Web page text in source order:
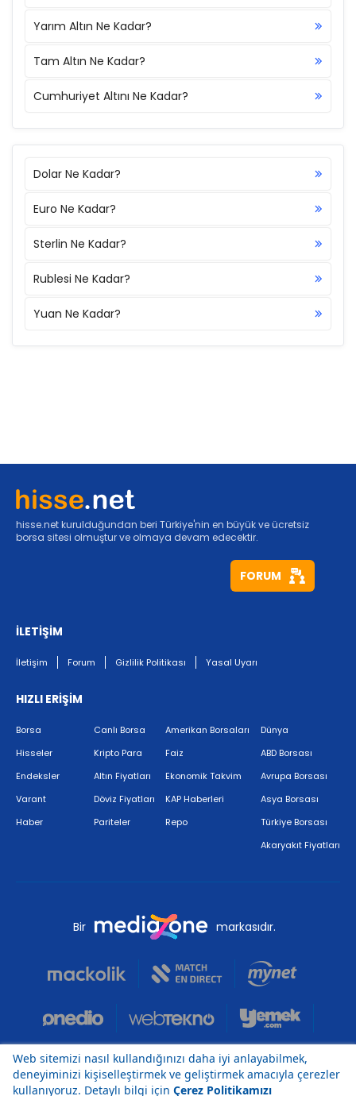
Yarım Altın Ne Kadar?
Tam Altın Ne Kadar?
Cumhuriyet Altını Ne Kadar?
Dolar Ne Kadar?
Euro Ne Kadar?
Sterlin Ne Kadar?
Rublesi Ne Kadar?
Yuan Ne Kadar?
hisse.net kurulduğundan beri Türkiye'nin en büyük ve ücretsiz
borsa sitesi olmuştur ve olmaya devam edecektir.
FORUM
İLETİŞİM
İletişim Forum Gizlilik Politikası Yasal Uyarı
HIZLI ERİŞİM
Borsa
Hisseler
Endeksler
Varant
Haber
Canlı Borsa
Kripto Para
Altın Fiyatları
Döviz Fiyatları
Pariteler
Amerikan Borsaları
Faiz
Ekonomik Takvim
KAP Haberleri
Repo
Dünya
ABD Borsası
Avrupa Borsası
Asya Borsası
Türkiye Borsası
Akaryakıt Fiyatları
Bir markasıdır.